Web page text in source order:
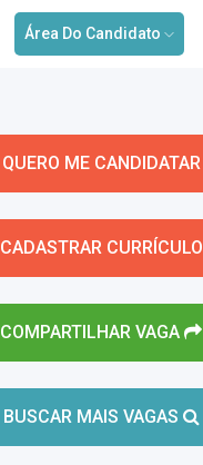
Área Do Candidato
QUERO ME CANDIDATAR
CADASTRAR CURRÍCULO
COMPARTILHAR VAGA
BUSCAR MAIS VAGAS